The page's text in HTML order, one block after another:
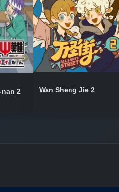
2 Wan Sheng Jie 2